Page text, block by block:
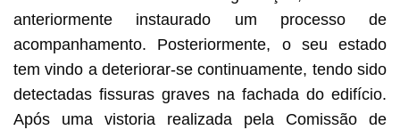
anteriormente instaurado um processo de
acompanhamento. Posteriormente, o seu estado
tem vindo a deteriorar-se continuamente, tendo sido
detectadas fissuras graves na fachada do edifício.
Após uma vistoria realizada pela Comissão de